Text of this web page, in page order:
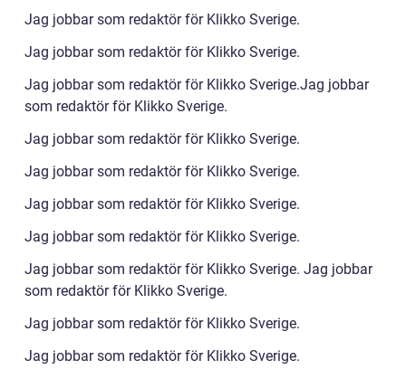
Jag jobbar som redaktör för Klikko Sverige.
Jag jobbar som redaktör för Klikko Sverige.
Jag jobbar som redaktör för Klikko Sverige.Jag jobbar
som redaktör för Klikko Sverige.
Jag jobbar som redaktör för Klikko Sverige.
Jag jobbar som redaktör för Klikko Sverige.
Jag jobbar som redaktör för Klikko Sverige.
Jag jobbar som redaktör för Klikko Sverige.
Jag jobbar som redaktör för Klikko Sverige. Jag jobbar
som redaktör för Klikko Sverige.
Jag jobbar som redaktör för Klikko Sverige.
Jag jobbar som redaktör för Klikko Sverige.